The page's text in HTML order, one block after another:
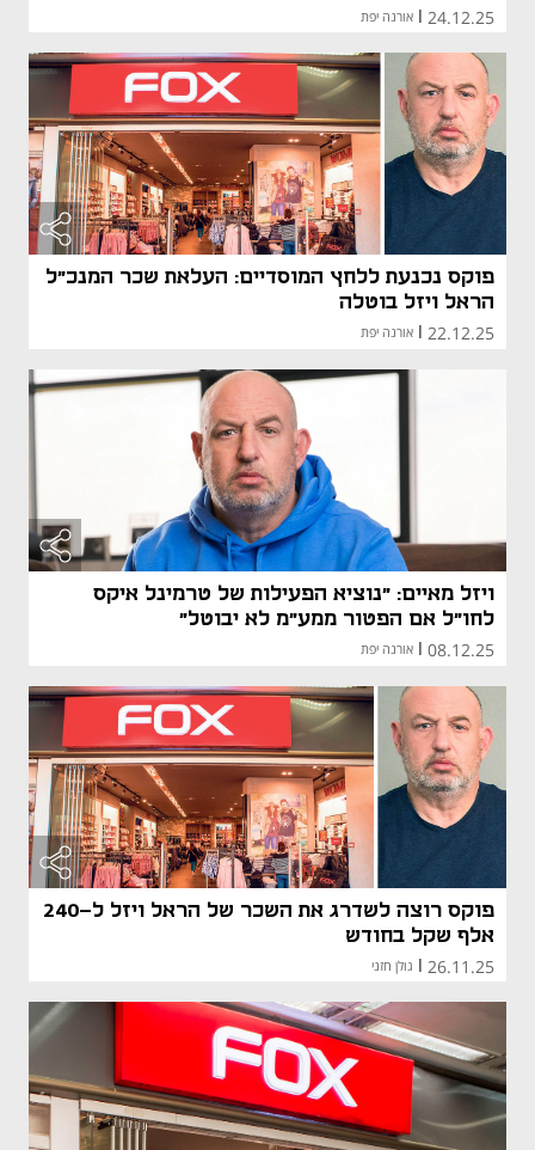
24.12.25
| אורנה יפת
פוקס נכנעת ללחץ המוסדיים: העלאת שכר המנכ"ל
הראל ויזל בוטלה
22.12.25 אורנה יפת
ויזל מאיים: "נוציא הפעילות של טרמינל איקס
לחו"ל אם הפטור ממע"מ לא יבוטל"
08.12.25 אורנה יפת
פוקס רוצה לשדרג את השכר של הראל ויזל ל-240
אלף שקל בחודש
26.11.25 גולן חזני